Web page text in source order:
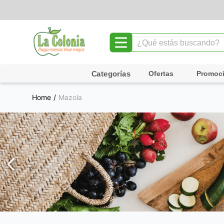
¿Qué estás buscando?
Ofertas
Mazola
TÉRMINOS MÁS BUSCADOS
1.
leche
2.
chocolate
3.
cafe
4.
queso
5.
pollo
6.
galletas
7.
yogurt
8.
shampoo